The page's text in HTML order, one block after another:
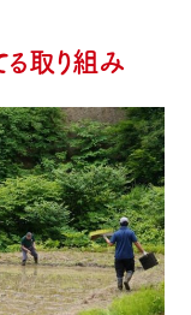
取り組み